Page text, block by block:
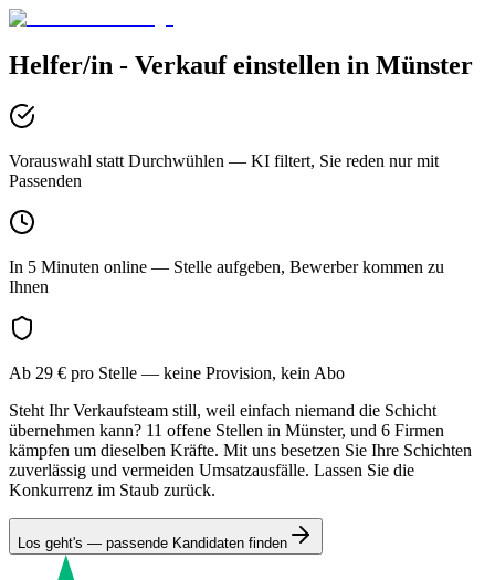
Helfer/in - Verkauf einstellen in Münster
Vorauswahl statt Durchwühlen — KI filtert, Sie reden nur mit
Passenden
In 5 Minuten online — Stelle aufgeben, Bewerber kommen zu
Ihnen
Ab 29 € pro Stelle — keine Provision, kein Abo
Steht Ihr Verkaufsteam still, weil einfach niemand die Schicht
übernehmen kann? 11 offene Stellen in Münster, und 6 Firmen
kämpfen um dieselben Kräfte. Mit uns besetzen Sie Ihre Schichten
zuverlässig und vermeiden Umsatzausfälle. Lassen Sie die
Konkurrenz im Staub zurück.
Los geht's — passende Kandidaten finden